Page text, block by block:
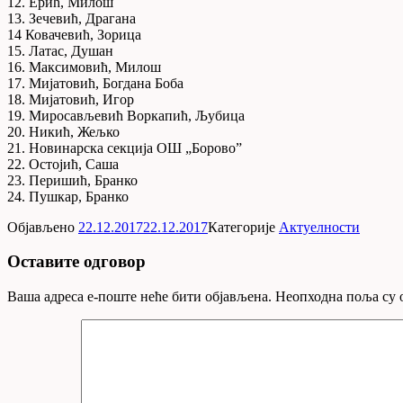
13. Зечевић, Драгана
14 Ковачевић, Зорица
15. Латас, Душан
16. Максимовић, Милош
17. Мијатовић, Богдана Боба
18. Мијатовић, Игор
19. Миросављевић Воркапић, Љубица
20. Никић, Жељко
21. Новинарска секција ОШ „Борово”
22. Остојић, Саша
23. Перишић, Бранко
24. Пушкар, Бранко
Објављено 22.12.201722.12.2017Категорије Актуелности
Оставите одговор
Ваша адреса е-поште неће бити објављена. Неопходна поља су